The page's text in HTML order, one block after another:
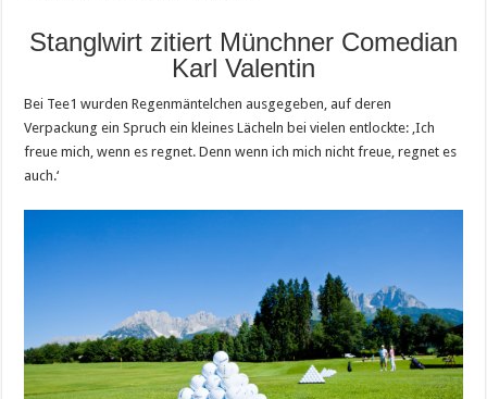
Stanglwirt zitiert Münchner Comedian
Karl Valentin
Bei Tee1 wurden Regenmäntelchen ausgegeben, auf deren
Verpackung ein Spruch ein kleines Lächeln bei vielen entlockte: ‚Ich
freue mich, wenn es regnet. Denn wenn ich mich nicht freue, regnet es
auch.‘